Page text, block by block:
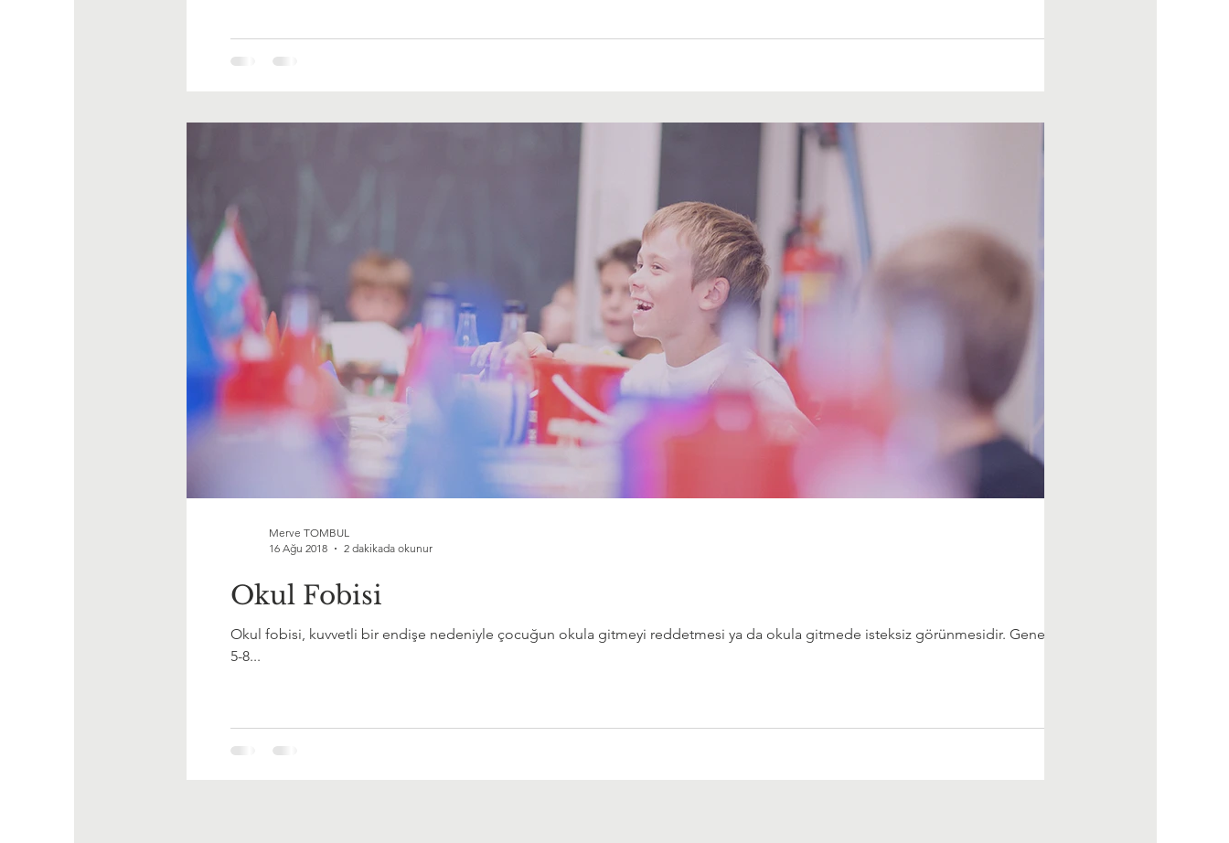
Okul Fobisi
Okul fobisi, kuvvetli bir endişe nedeniyle çocuğun okula gitmeyi reddetmesi ya da okula gitmede isteksiz görünmesidir. Genellikle
5-8...
Merve TOMBUL
16 Ağu 2018
2 dakikada okunur